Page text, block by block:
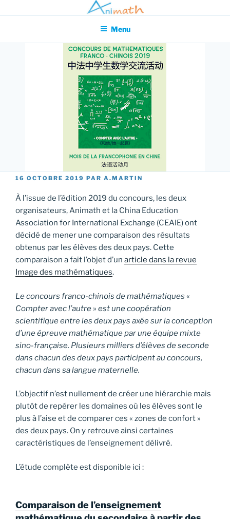
au
principal
Association pour l'Animation en Mathématiques
Menu
PUBLIÉ
16 OCTOBRE 2019 PAR A.MARTIN
À l’issue de l’édition 2019 du concours, les deux
organisateurs, Animath et la China Education
Association for International Exchange (CEAIE) ont
décidé de mener une comparaison des résultats
obtenus par les élèves des deux pays. Cette
comparaison a fait l’objet d’un article dans la revue
Image des mathématiques.
Le concours franco-chinois de mathématiques «
Compter avec l’autre » est une coopération
scientifique entre les deux pays axée sur la conception
d’une épreuve mathématique par une équipe mixte
sino-française. Plusieurs milliers d’élèves de seconde
dans chacun des deux pays participent au concours,
chacun dans sa langue maternelle.
L’objectif n’est nullement de créer une hiérarchie mais
plutôt de repérer les domaines où les élèves sont le
plus à l’aise et de comparer ces « zones de confort »
des deux pays. On y retrouve ainsi certaines
caractéristiques de l’enseignement délivré.
L’étude complète est disponible ici :
Comparaison de l’enseignement